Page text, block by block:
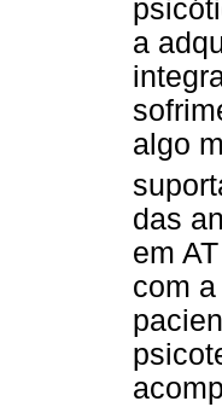
a
algo
das
em
com